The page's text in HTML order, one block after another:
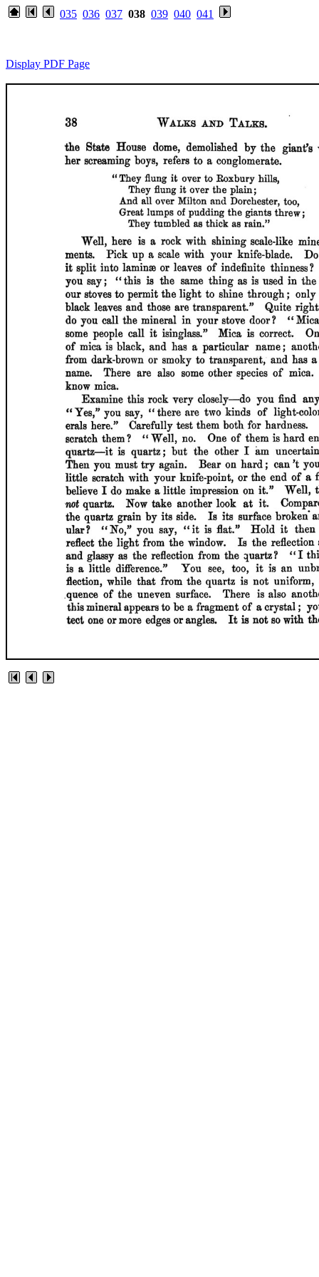
035 036 037 038 039 040 041
Display PDF Page